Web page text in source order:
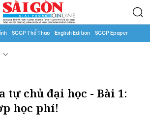
SGGP Thể Thao English Edition SGGP Epaper
tự chủ đại học - Bài 1:
học phí!